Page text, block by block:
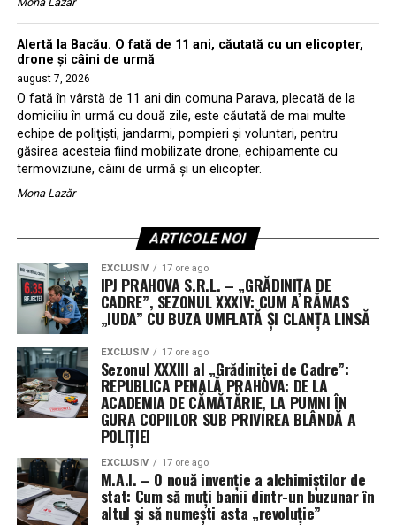
Alertă la Bacău. O fată de 11 ani, căutată cu un elicopter,
drone şi câini de urmă
august 7, 2026
O fată în vârstă de 11 ani din comuna Parava, plecată de la
domiciliu în urmă cu două zile, este căutată de mai multe
echipe de poliţişti, jandarmi, pompieri şi voluntari, pentru
găsirea acesteia fiind mobilizate drone, echipamente cu
termoviziune, câini de urmă şi un elicopter.
Mona Lazăr
ARTICOLE NOI
EXCLUSIV 17 ore ago
IPJ PRAHOVA S.R.L. – „GRĂDINIȚA DE
CADRE”, SEZONUL XXXIV: CUM A RĂMAS
„IUDA” CU BUZA UMFLATĂ ȘI CLANȚA LINSĂ
EXCLUSIV 17 ore ago
Sezonul XXXIII al „Grădiniței de Cadre”:
REPUBLICA PENALĂ PRAHOVA: DE LA
ACADEMIA DE CĂMĂTĂRIE, LA PUMNI ÎN
GURA COPIILOR SUB PRIVIREA BLÂNDĂ A
POLIȚIEI
EXCLUSIV 17 ore ago
M.A.I. – O nouă invenție a alchimiștilor de
stat: Cum să muți banii dintr-un buzunar în
altul și să numești asta „revoluție”